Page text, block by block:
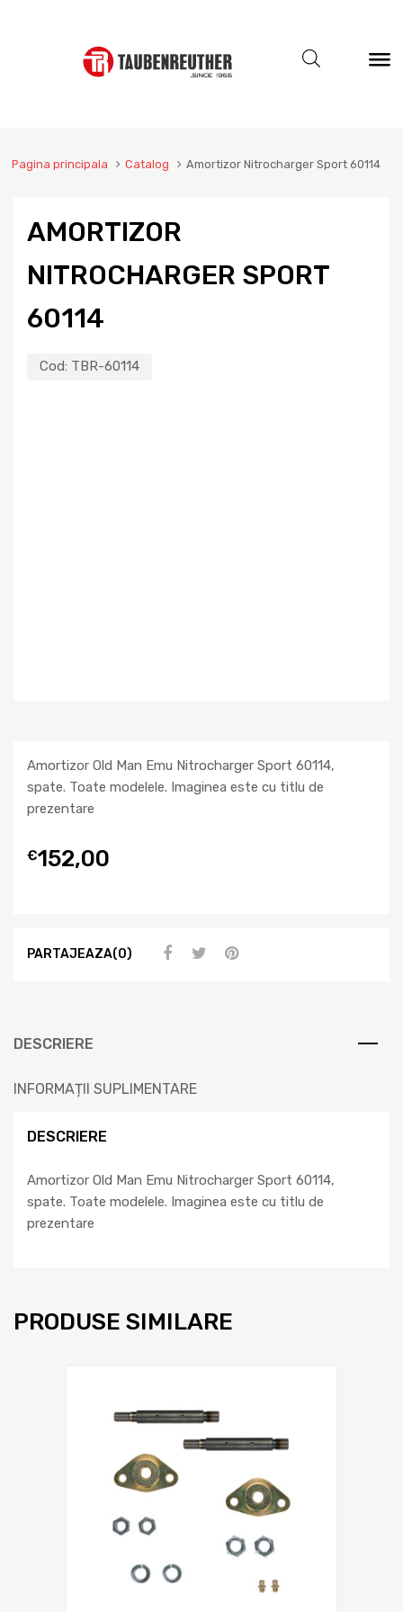
Pagina principala Catalog Amortizor Nitrocharger Sport 60114
AMORTIZOR
NITROCHARGER SPORT
60114
Cod: TBR-60114
Amortizor Old Man Emu Nitrocharger Sport 60114,
spate. Toate modelele. Imaginea este cu titlu de
prezentare
€152,00
PARTAJEAZA(0)
DESCRIERE
INFORMAȚII SUPLIMENTARE
DESCRIERE
Amortizor Old Man Emu Nitrocharger Sport 60114,
spate. Toate modelele. Imaginea este cu titlu de
prezentare
PRODUSE SIMILARE